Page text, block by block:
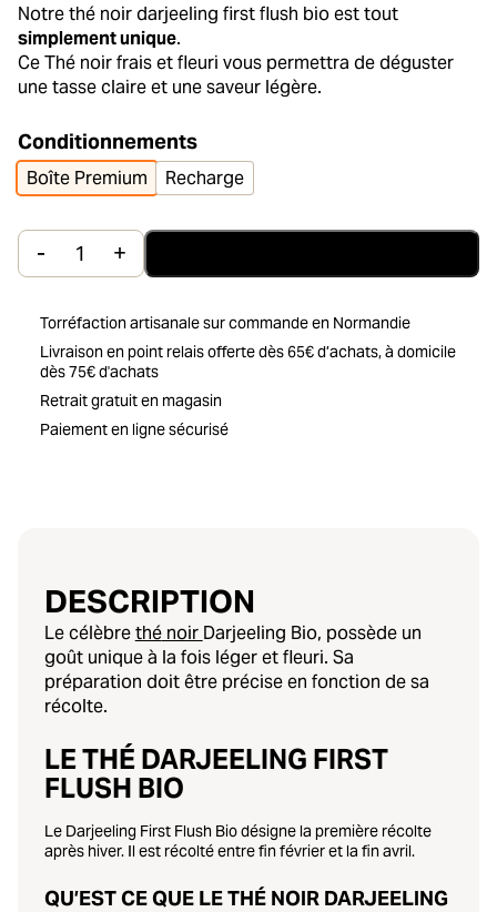
Notre thé noir darjeeling first flush bio est tout
simplement unique.
Ce Thé noir frais et fleuri vous permettra de déguster
une tasse claire et une saveur légère.
Conditionnements
Boîte Premium Recharge
quantité de Darjeeling First Flush Bio de la
- +
Torréfaction artisanale sur commande en Normandie
Livraison en point relais offerte dès 65€ d’achats, à domicile
dès 75€ d'achats
Retrait gratuit en magasin
Paiement en ligne sécurisé
DESCRIPTION
Le célèbrethénoir Darjeeling Bio, possède un
goût unique à la fois léger et fleuri. Sa
préparation doit être précise en fonction de sa
récolte.
LE THÉ DARJEELING FIRST
FLUSH BIO
Le Darjeeling First Flush Bio désigne la première récolte
après hiver. Il est récolté entre fin février et la fin avril.
QU’EST CE QUE LE THÉ NOIR DARJEELING